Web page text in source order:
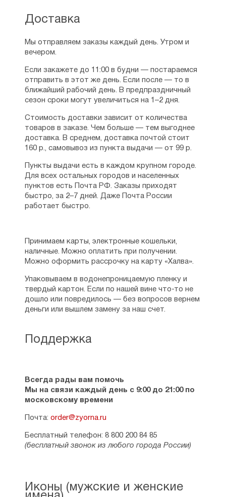
Поддержка
Всегда рады вам помочь
Мы на связи каждый день с 9:00 до 21:00 по
московскому времени
Почта: order@zyorna.ru
Бесплатный телефон: 8 800 200 84 85
(бесплатный звонок из любого города России)
Доставка
Мы отправляем заказы каждый день. Утром и
вечером.
Если закажете до 11:00 в будни — постараемся
отправить в этот же день. Если после — то в
ближайший рабочий день. В предпраздничный
сезон сроки могут увеличиться на 1–2 дня.
Стоимость доставки зависит от количества
товаров в заказе. Чем больше — тем выгоднее
доставка. В среднем, доставка почтой стоит
160 р., самовывоз из пункта выдачи — от 99 р.
Пункты выдачи есть в каждом крупном городе.
Для всех остальных городов и населенных
пунктов есть Почта РФ. Заказы приходят
быстро, за 2–7 дней. Даже Почта России
работает быстро.
Принимаем карты, электронные кошельки,
наличные. Можно оплатить при получении.
Можно оформить рассрочку на карту «Халва».
Упаковываем в водонепроницаемую пленку и
твердый картон. Если по нашей вине что-то не
дошло или повредилось — без вопросов вернем
деньги или вышлем замену за наш счет.
Иконы (мужские и женские